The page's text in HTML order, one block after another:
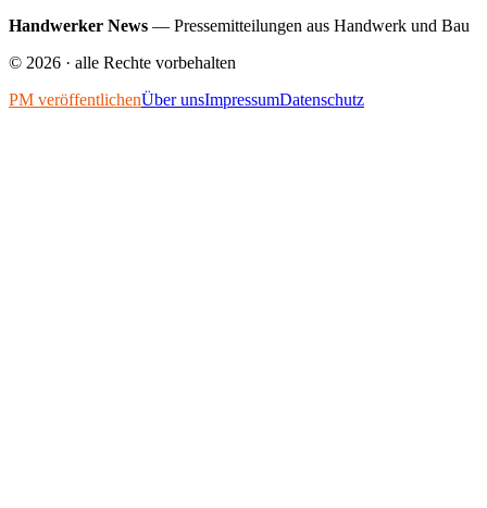
Handwerker News — Pressemitteilungen aus Handwerk und Bau
© 2026 · alle Rechte vorbehalten
PM veröffentlichenÜber unsImpressumDatenschutz